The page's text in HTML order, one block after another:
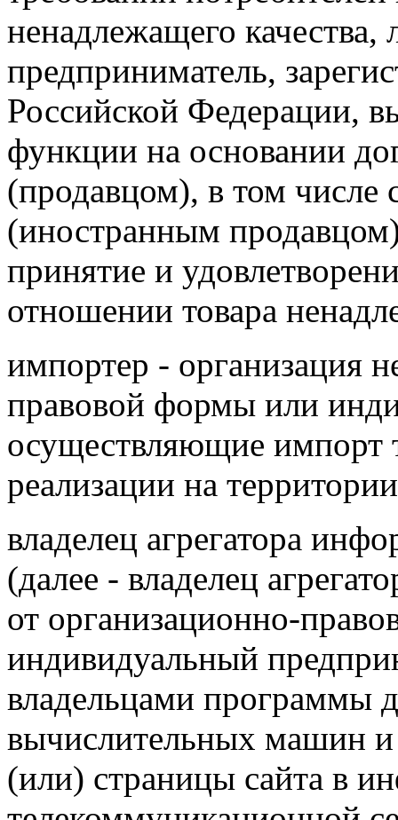
ненадлежащего
предприниматель,
Российской Федерации,
функции на основании
(продавцом), в том числе
(иностранным
принятие и
отношении товара
импортер - организация
правовой формы или
осуществляющие импорт
реализации на
владелец агрегатора
(далее - владелец
от организационно-
индивидуальный
владельцами программы
вычислительных машин и
(или) страницы сайта в